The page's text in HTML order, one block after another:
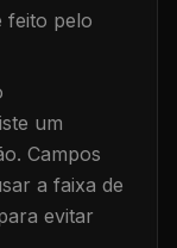
feito pelo
um
Campos
a faixa de
evitar